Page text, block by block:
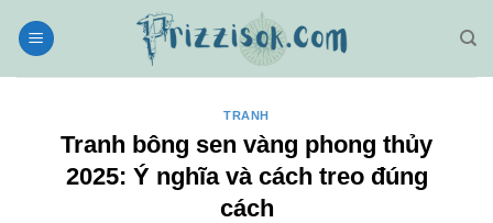
qua
TRANH
Tranh bông sen vàng phong thủy
2025: Ý nghĩa và cách treo đúng
cách